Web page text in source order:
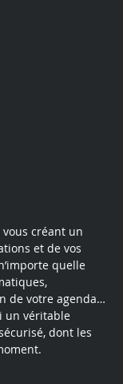
créant un
et de vos
quelle
de votre agenda…
un véritable
dont les